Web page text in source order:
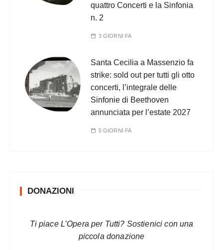
quattro Concerti e la Sinfonia
n. 2
3 GIORNI FA
Santa Cecilia a Massenzio fa
strike: sold out per tutti gli otto
concerti, l’integrale delle
Sinfonie di Beethoven
annunciata per l’estate 2027
5 GIORNI FA
DONAZIONI
Ti piace L’Opera per Tutti? Sostienici con una
piccola donazione